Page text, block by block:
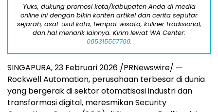
Yuks, dukung promosi kota/kabupaten Anda di media
online ini dengan bikin konten artikel dan cerita seputar
sejarah, asal-usul kota, tempat wisata, kuliner tradisional,
dan hal menarik lainnya. Kirim lewat WA Center:
085315557788.
SINGAPURA, 23 Februari 2026 /PRNewswire/ —
Rockwell Automation, perusahaan terbesar di dunia
yang bergerak di sektor otomatisasi industri dan
transformasi digital, meresmikan Security